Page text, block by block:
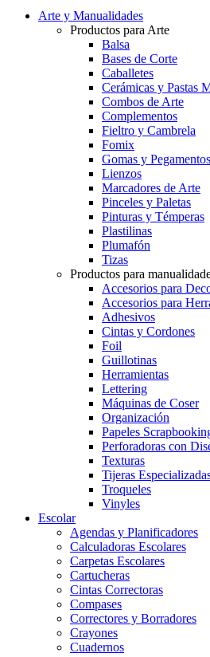
Arte y Manualidades
Productos para Arte
Balsa
Bases de Corte
Caballetes
Cerámicas y Pastas
Combos de Arte
Complementos
Fieltro y Cambrela
Fomix
Gomas y Pegamentos
Lienzos
Marcadores de Arte
Pinceles y Paletas
Pinturas y Témperas
Plastilinas
Plumafón
Tizas
Productos para
Accesorios para
Accesorios para
Adhesivos
Cintas y Cordones
Foil
Guillotinas
Herramientas
Lettering
Máquinas de Coser
Organización
Papeles
Perforadoras con
Texturas
Tijeras
Troqueles
Vinyles
Escolar
Agendas y Planificadores
Calculadoras Escolares
Carpetas Escolares
Cartucheras
Cintas Correctoras
Compases
Correctores y Borradores
Crayones
Cuadernos